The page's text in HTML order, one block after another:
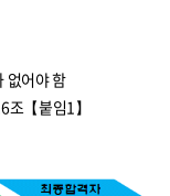
없어야 함
조【붙임1】